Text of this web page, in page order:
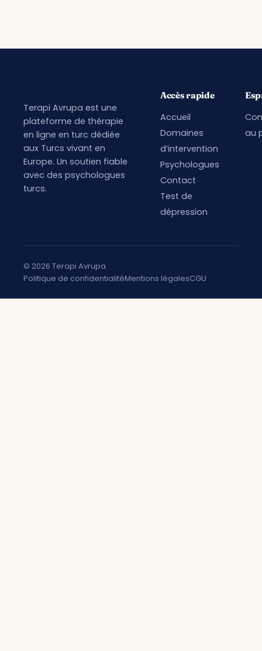
Terapi Avrupa est une
plateforme de thérapie
en ligne en turc dédiée
aux Turcs vivant en
Europe. Un soutien fiable
avec des psychologues
turcs.
Accès rapide
Accueil
Domaines
d’intervention
Psychologues
Contact
Test de
dépression
au
© 2026 Terapi Avrupa
Politique de confidentialitéMentions légalesCGU